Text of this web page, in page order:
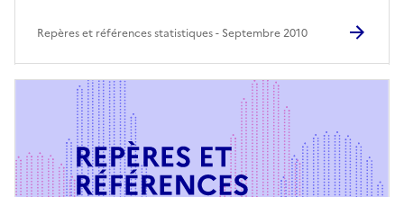
Repères et références statistiques Septembre 2010